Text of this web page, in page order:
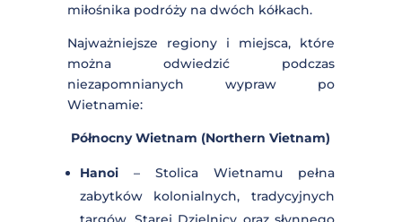
możliwości na wyprawy motocyklowe,
przygody w górach oraz tropikalnych
lasach. Jest to kraj, który zapewnia
niezapomniane wrażenia dla każdego
miłośnika podróży na dwóch kółkach.
Najważniejsze regiony i miejsca, które
można odwiedzić podczas
Wietnamie:
DOŁĄCZ DO
NASZEGO
USKRZYDLAJĄCE
GO
NEWSLETTERA